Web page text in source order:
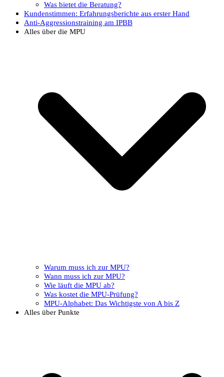
Was bietet die Beratung?
Kundenstimmen: Erfahrungsberichte aus erster Hand
Anti-Aggressionstraining am IPBB
Alles über die MPU
Warum muss ich zur MPU?
Wann muss ich zur MPU?
Wie läuft die MPU ab?
Was kostet die MPU-Prüfung?
MPU-Alphabet: Das Wichtigste von A bis Z
Alles über Punkte